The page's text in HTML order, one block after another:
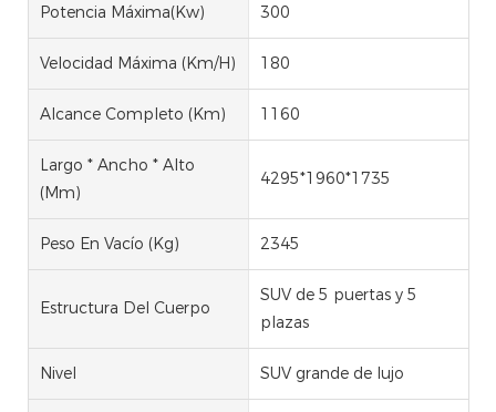
Potencia Máxima(Kw) 300
Velocidad Máxima (km/h) 180
Alcance Completo (km) 1160
Largo * Ancho * Alto
(mm)
4295*1960*1735
Peso En Vacío (kg) 2345
Estructura Del Cuerpo
SUV de 5 puertas y 5
plazas
Nivel SUV grande de lujo